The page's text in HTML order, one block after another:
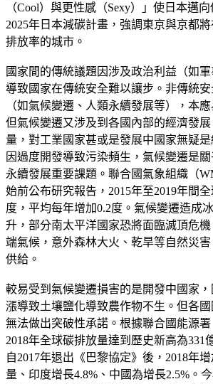
（Cool）與更性感（Sexy）」使日本邁
2025年日本減碳計畫，強調東京與京都
排放率的城市。
國家間的傳統議題因涉及政治利益（如軍
導致國家在傳統安全難以讓步。非傳統
（如氣候變遷、人類永續發展等），本
但氣候變遷又涉及到各國內部的經濟發
量，對工業國家甚或是發展中國家無疑
因過度開發導致污染頻生，氣候變遷是
永續發展重要課題。聯合國氣象組織（
始前公布研究報告，2015年至2019年間
度，平均每年增加0.2度。氣候變遷造成
升，部分南太平洋國家恐將面臨滅頂危
端氣候，意外森林大火、乾旱等自然災
供給。
較易受到氣候變遷損害的是開發中國家
漲導致土壤鹽化導致農作物不生。但各
無法做出突破性承諾。根據聯合國能源
2018年全球碳排放量達到歷史新高為331
自2017年退出《巴黎協定》後，2018年
量、印度增長4.8%、中國為增長2.5%。